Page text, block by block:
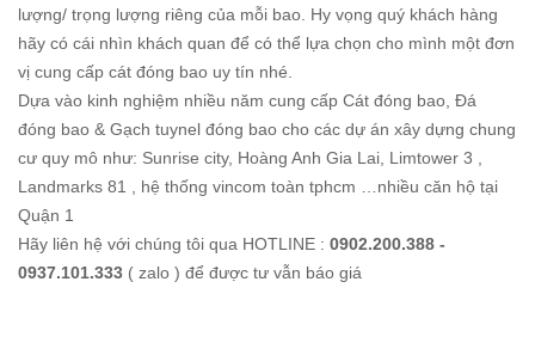
lượng/ trọng lượng riêng của mỗi bao. Hy vọng quý khách hàng
hãy có cái nhìn khách quan để có thể lựa chọn cho mình một đơn
vị cung cấp cát đóng bao uy tín nhé.
Dựa vào kinh nghiệm nhiều năm cung cấp Cát đóng bao, Đá
đóng bao & Gạch tuynel đóng bao cho các dự án xây dựng chung
cư quy mô như: Sunrise city, Hoàng Anh Gia Lai, Limtower 3 ,
Landmarks 81 , hệ thống vincom toàn tphcm …nhiều căn hộ tại
Quận 1
Hãy liên hệ với chúng tôi qua HOTLINE : 0902.200.388 -
0937.101.333 ( zalo ) để được tư vẫn báo giá